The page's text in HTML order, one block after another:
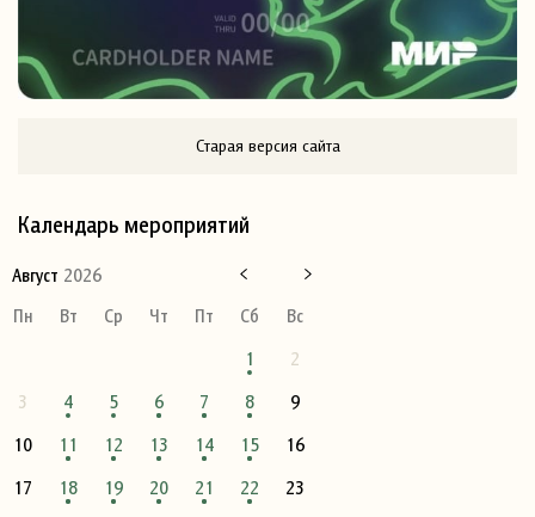
Старая версия сайта
Календарь мероприятий
Август 2026
Пн
Вт Ср Чт Пт Сб
Вс
1
2
3
4 5 6 7 8
9
10
11 12 13 14 15
16
17
18 19 20 21 22
23